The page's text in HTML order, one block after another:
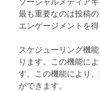
最も重要なのは投稿
エンゲージメントを
スケジューリング機
ります。この機能に
す。この機能により、
ができます。